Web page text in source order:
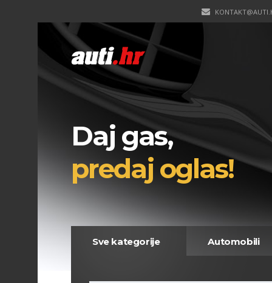
Daj gas,
predaj oglas!
Sve kategorije Automobili